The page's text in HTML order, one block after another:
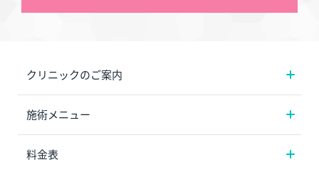
クリニックのご案内
施術メニュー
料金表